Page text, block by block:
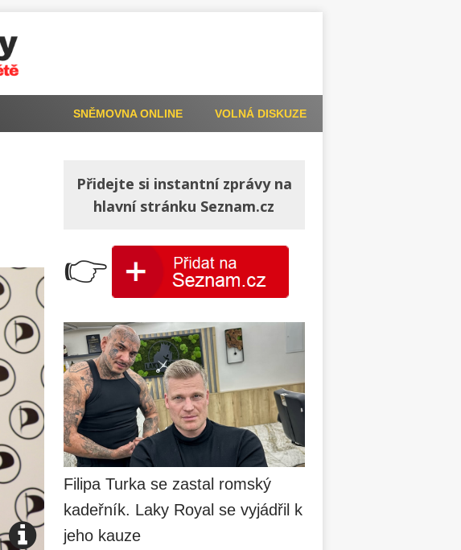
VOLNÁ DISKUZE
SNĚMOVNA ONLINE
Přidejte si instantní zprávy na
hlavní stránku Seznam.cz
👉
Filipa Turka se zastal romský
kadeřník. Laky Royal se vyjádřil k
jeho kauze